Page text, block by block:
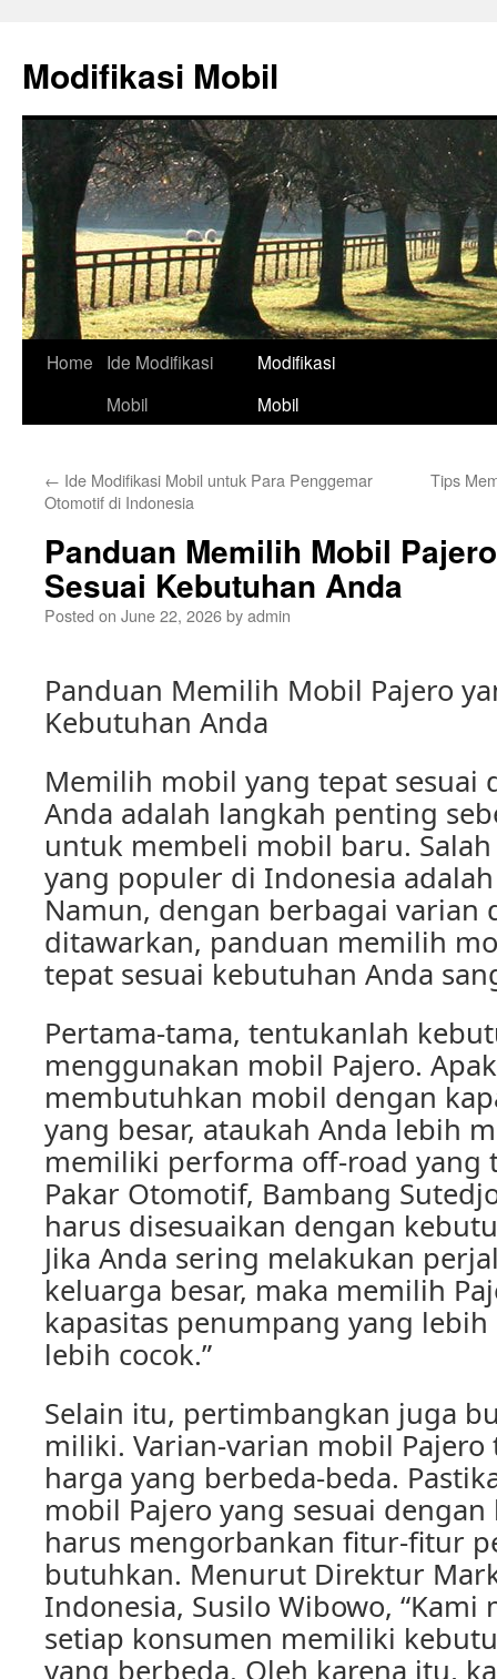
content
Modifikasi Mobil
Home
Ide Modifikasi
Mobil
Modifikasi
Mobil
← Ide Modifikasi Mobil untuk Para Penggemar
Otomotif di Indonesia
Tips
Panduan Memilih Mobil
Sesuai Kebutuhan Anda
Posted on June 22, 2026byadmin
Panduan Memilih Mobil Pajero
Kebutuhan Anda
Memilih mobil yang tepat sesuai
Anda adalah langkah penting
untuk membeli mobil baru.
yang populer di Indonesia
Namun, dengan berbagai varian
ditawarkan, panduan memilih
tepat sesuai kebutuhan Anda
Pertama-tama, tentukanlah
menggunakan mobil Pajero.
membutuhkan mobil dengan
yang besar, ataukah Anda lebih
memiliki performa off-road yang
Pakar Otomotif, Bambang
harus disesuaikan dengan
Jika Anda sering melakukan
keluarga besar, maka memilih
kapasitas penumpang yang
lebih cocok.”
Selain itu, pertimbangkan juga
miliki. Varian-varian mobil
harga yang berbeda-beda.
mobil Pajero yang sesuai
harus mengorbankan fitur-fitur
butuhkan. Menurut Direktur
Indonesia, Susilo Wibowo, “Kami
setiap konsumen memiliki
yang berbeda. Oleh karena itu,